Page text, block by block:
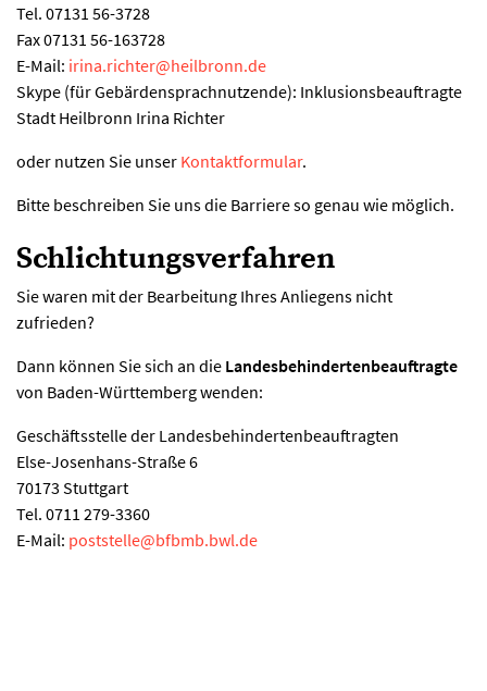
Tel. 07131 56-3728
Fax 07131 56-163728
E-Mail: irina.richter@heilbronn.de
Skype (für Gebärdensprachnutzende): Inklusionsbeauftragte
Stadt Heilbronn Irina Richter
oder nutzen Sie unser Kontaktformular.
Bitte beschreiben Sie uns die Barriere so genau wie möglich.
Schlichtungsverfahren
Sie waren mit der Bearbeitung Ihres Anliegens nicht
zufrieden?
Dann können Sie sich an die Landesbehindertenbeauftragte
von Baden-Württemberg wenden:
Geschäftsstelle der Landesbehindertenbeauftragten
Else-Josenhans-Straße 6
70173 Stuttgart
Tel. 0711 279-3360
E-Mail: poststelle@bfbmb.bwl.de